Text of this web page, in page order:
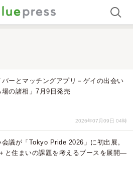
バーとマッチングアプリ－ゲイの出会い
場の諸相」7月9日発売
2026年07月09日 04時
議が「Tokyo Pride 2026」に初出展。
と住まいの課題を考えるブースを展開―